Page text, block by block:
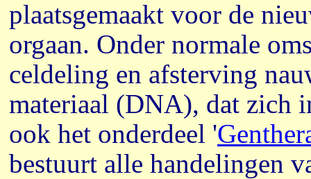
plaatsgemaakt voor de
orgaan. Onder normale
celdeling en afsterving
materiaal (DNA), dat zich
ook het onderdeel '
bestuurt alle handelingen